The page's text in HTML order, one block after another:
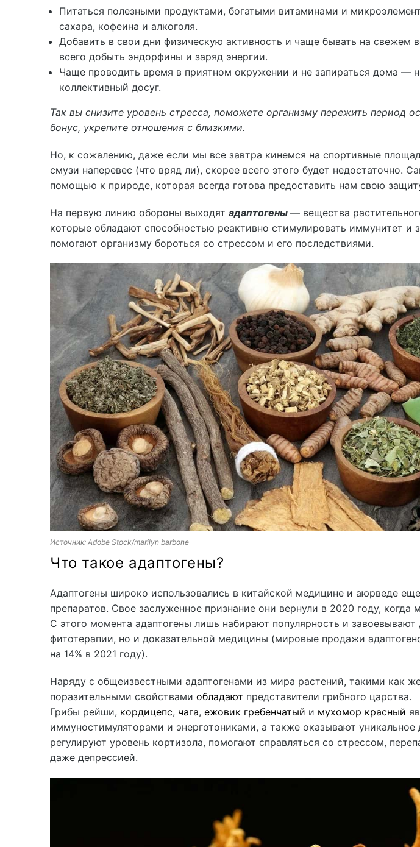
Питаться полезными продуктами, богатыми витаминами и
сахара, кофеина и алкоголя.
Добавить в свои дни физическую активность и чаще бывать на свежем
всего добыть эндорфины и заряд энергии.
Чаще проводить время в приятном окружении и не запираться дома —
коллективный досуг.
Так вы снизите уровень стресса, поможете организму пережить период
бонус, укрепите отношения с близкими.
Но, к сожалению, даже если мы все завтра кинемся на спортивные
смузи наперевес (что вряд ли), скорее всего этого будет недостаточно.
помощью к природе, которая всегда готова предоставить нам свою
На первую линию обороны выходят адаптогены — вещества
которые обладают способностью реактивно стимулировать иммунитет и
помогают организму бороться со стрессом и его последствиями.
Источник: Adobe Stock/marilyn barbone
Что такое адаптогены?
Адаптогены широко использовались в китайской медицине и аюрведе
препаратов. Свое заслуженное признание они вернули в 2020 году, когда
С этого момента адаптогены лишь набирают популярность и
фитотерапии, но и доказательной медицины (мировые продажи
на 14% в 2021 году).
Наряду с общеизвестными адаптогенами из мира растений, такими как
поразительными свойствами обладают представители грибного царства.
Грибы рейши, кордицепс, чага, ежовик гребенчатый и мухомор красный
иммуностимуляторами и энерготониками, а также оказывают уникальное
регулируют уровень кортизола, помогают справляться со стрессом,
даже депрессией.